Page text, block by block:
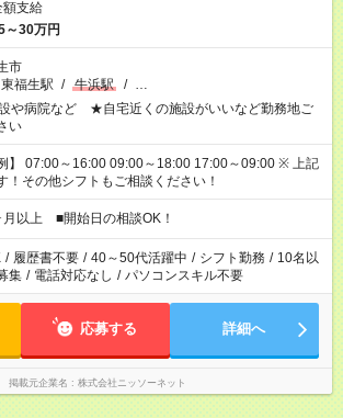
額支給
～30万円
市
東福生駅 / 牛浜駅 / …
や病院など ★自宅近くの施設がいいなど勤務地ご
い
】 07:00～16:00 09:00～18:00 17:00～09:00 ※ 上記
！その他シフトもご相談ください！
月以上 ■開始日の相談OK！
/ 履歴書不要 / 40～50代活躍中 / シフト勤務 / 10名以
集 / 電話対応なし / パソコンスキル不要
応募する 詳細へ
掲載元企業名 株式会社ニッソーネット